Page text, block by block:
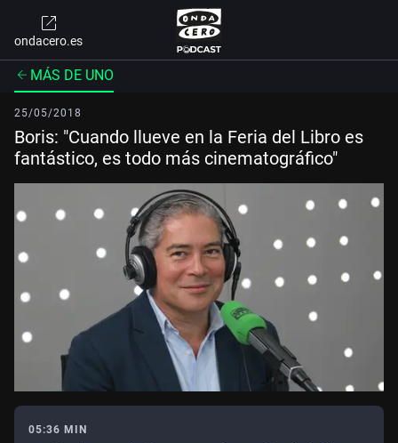
ondacero.es
MÁS DE UNO
25/05/2018
Boris: "Cuando llueve en la Feria del Libro es
fantástico, es todo más cinematográfico"
05:36 MIN